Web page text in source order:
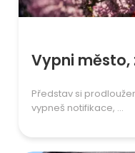
Vypni město,
Představ si
vypneš notifikace, ...